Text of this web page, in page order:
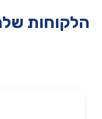
הלקוחות